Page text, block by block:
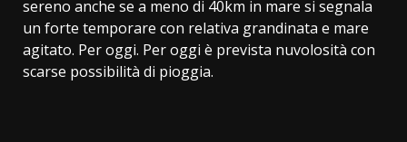
sereno anche se a meno di 40km in mare si segnala
un forte temporare con relativa grandinata e mare
agitato. Per oggi. Per oggi è prevista nuvolosità con
scarse possibilità di pioggia.